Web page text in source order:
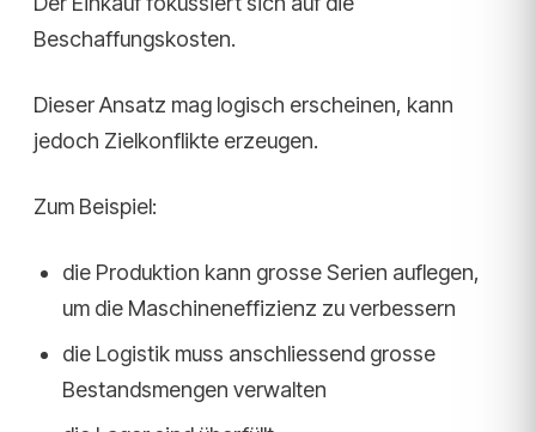
Beschaffungskosten.
Dieser Ansatz mag logisch erscheinen, kann
jedoch Zielkonflikte erzeugen.
Zum Beispiel:
die Produktion kann grosse Serien auflegen,
um die Maschineneffizienz zu verbessern
die Logistik muss anschliessend grosse
Bestandsmengen verwalten